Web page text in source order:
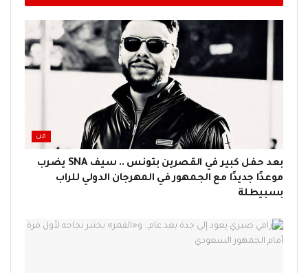
فن
بعد حفل كبير في القصرين بتونس .. سيف SNA يضرب
موعدًا جديدًا مع الجمهور في المهرجان الدولي للراب
بسبيطلة